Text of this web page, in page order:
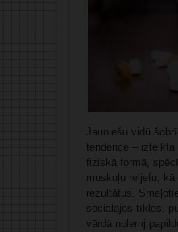
Jauniešu vidū
tendence –
fiziskā formā,
muskuļu reljefu,
rezultātus.
sociālajos tīklos,
vārdā nolemj